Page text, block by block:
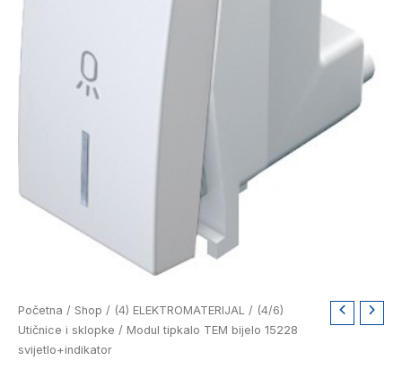
Početna / Shop / (4) ELEKTROMATERIJAL / (4/6)
Utičnice i sklopke / Modul tipkalo TEM bijelo 15228
svijetlo+indikator
Modul
tipkalo
TEM